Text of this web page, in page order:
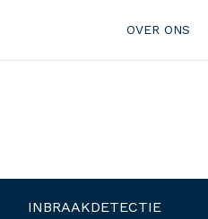
OVER ONS
INBRAAKDETECTIE